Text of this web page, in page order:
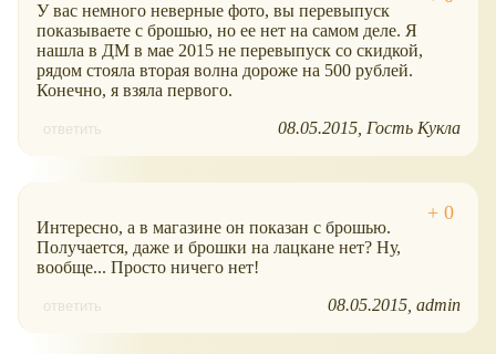
У вас немного неверные фото, вы перевыпуск
показываете с брошью, но ее нет на самом деле. Я
нашла в ДМ в мае 2015 не перевыпуск со скидкой,
рядом стояла вторая волна дороже на 500 рублей.
Конечно, я взяла первого.
ответить 08.05.2015 Гость Кукла
Интересно, а в магазине он показан с брошью.
Получается, даже и брошки на лацкане нет? Ну,
вообще... Просто ничего нет!
ответить 08.05.2015 admin